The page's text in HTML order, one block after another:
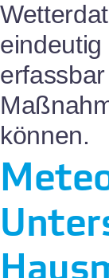
eindeutig
können.